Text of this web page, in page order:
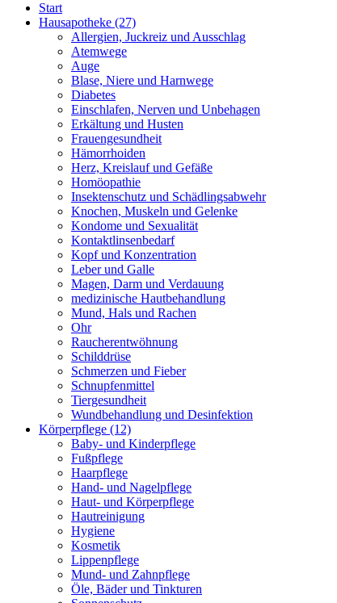
Start
Hausapotheke (27)
Allergien, Juckreiz und Ausschlag
Atemwege
Auge
Blase, Niere und Harnwege
Diabetes
Einschlafen, Nerven und Unbehagen
Erkältung und Husten
Frauengesundheit
Hämorrhoiden
Herz, Kreislauf und Gefäße
Homöopathie
Insektenschutz und Schädlingsabwehr
Knochen, Muskeln und Gelenke
Kondome und Sexualität
Kontaktlinsenbedarf
Kopf und Konzentration
Leber und Galle
Magen, Darm und Verdauung
medizinische Hautbehandlung
Mund, Hals und Rachen
Ohr
Raucherentwöhnung
Schilddrüse
Schmerzen und Fieber
Schnupfenmittel
Tiergesundheit
Wundbehandlung und Desinfektion
Körperpflege (12)
Baby- und Kinderpflege
Fußpflege
Haarpflege
Hand- und Nagelpflege
Haut- und Körperpflege
Hautreinigung
Hygiene
Kosmetik
Lippenpflege
Mund- und Zahnpflege
Öle, Bäder und Tinkturen